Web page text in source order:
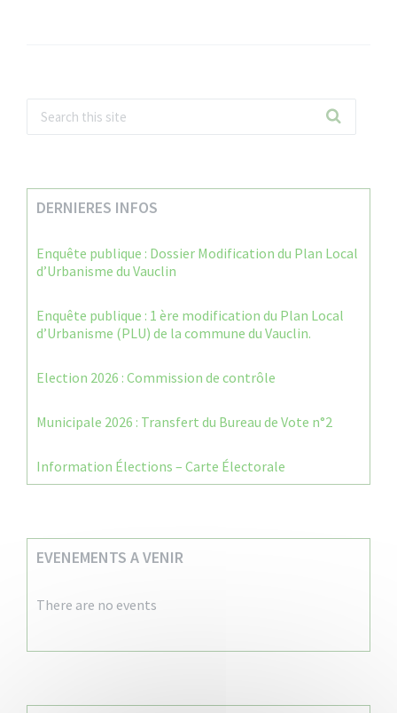
DERNIERES INFOS
Enquête publique : Dossier Modification du Plan Local
d’Urbanisme du Vauclin
Enquête publique : 1 ère modification du Plan Local
d’Urbanisme (PLU) de la commune du Vauclin.
Election 2026 : Commission de contrôle
Municipale 2026 : Transfert du Bureau de Vote n°2
Information Élections – Carte Électorale
EVENEMENTS A VENIR
There are no events